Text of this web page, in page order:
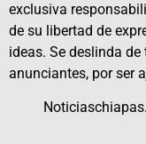
exclusiva
de su libertad de
ideas. Se deslinda
anunciantes, por ser